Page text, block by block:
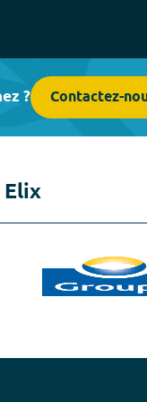
? Contactez-